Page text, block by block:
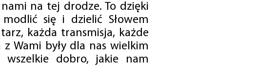
na tej drodze. To dzięki
się i dzielić Słowem
każda transmisja, każde
Wami były dla nas wielkim
wszelkie dobro, jakie nam